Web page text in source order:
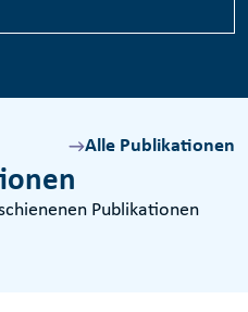
Publikationen
Alle Publikationen